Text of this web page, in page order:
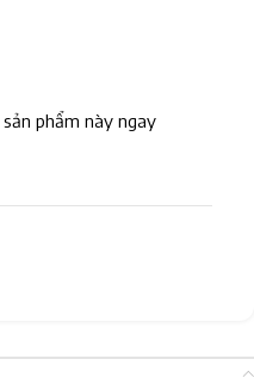
phẩm này ngay